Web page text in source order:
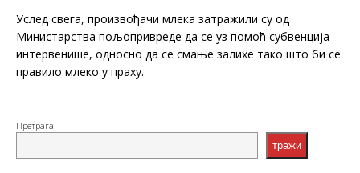
Услед свега, произвођачи млека затражили су од
Министарства пољопривреде да се уз помоћ субвенција
интервенише, односно да се смање залихе тако што би се
правило млеко у праху.
Претрага
тражи